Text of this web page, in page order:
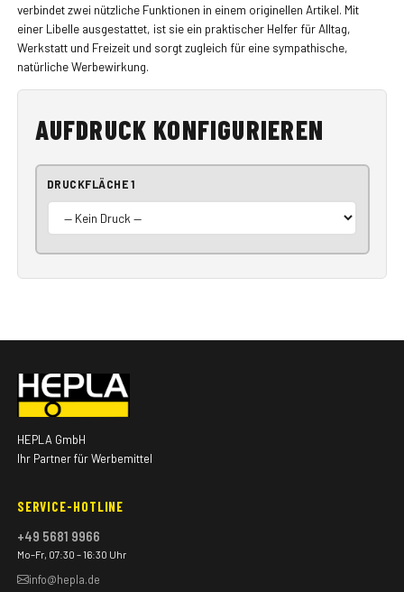
verbindet zwei nützliche Funktionen in einem originellen Artikel. Mit
einer Libelle ausgestattet, ist sie ein praktischer Helfer für Alltag,
Werkstatt und Freizeit und sorgt zugleich für eine sympathische,
natürliche Werbewirkung.
AUFDRUCK KONFIGURIEREN
DRUCKFLÄCHE 1
HEPLA GmbH
Ihr Partner für Werbemittel
SERVICE-HOTLINE
+49 5681 9966
Mo–Fr, 07:30 – 16:30 Uhr
info@hepla.de